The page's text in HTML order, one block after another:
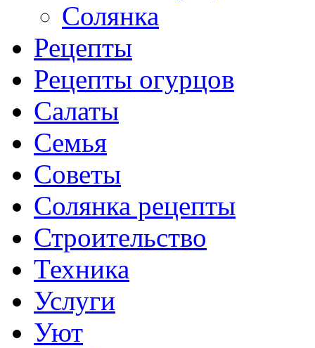
Солянка
Рецепты
Рецепты огурцов
Салаты
Семья
Советы
Солянка рецепты
Строительство
Техника
Услуги
Уют